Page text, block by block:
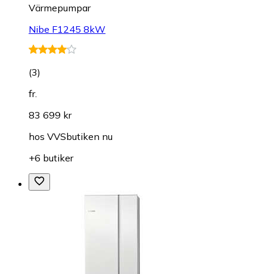
Värmepumpar
Nibe F1245 8kW
(3)
fr.
83 699 kr
hos VVSbutiken nu
+6 butiker